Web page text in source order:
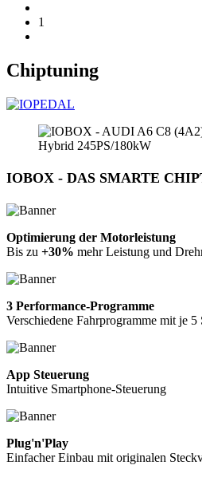
1
Chiptuning
IOBOX - DAS SMARTE
Optimierung der Motorleistung
Bis zu +30% mehr Leistung und
3 Performance-Programme
Verschiedene Fahrprogramme mit je 5
App Steuerung
Intuitive Smartphone-Steuerung
Plug'n'Play
Einfacher Einbau mit originalen